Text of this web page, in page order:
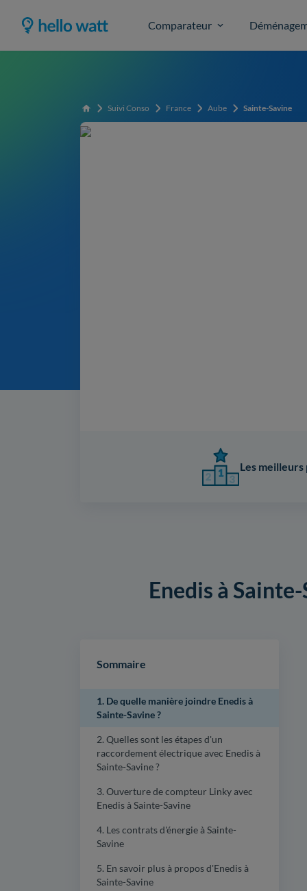
Comparateur
Accueil Suivi Conso France Aube Sainte-Savine
Les meilleurs
Enedis à
Sommaire
1. De quelle manière joindre Enedis à
Sainte-Savine ?
2. Quelles sont les étapes d'un
raccordement électrique avec Enedis à
Sainte-Savine ?
3. Ouverture de compteur Linky avec
Enedis à Sainte-Savine
4. Les contrats d'énergie à Sainte-
Savine
5. En savoir plus à propos d'Enedis à
Sainte-Savine